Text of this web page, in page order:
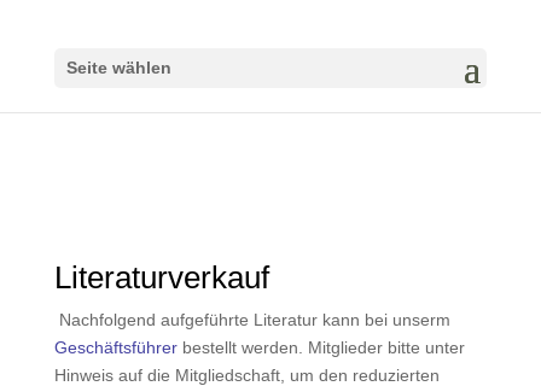
Seite wählen
Literaturverkauf
Nachfolgend aufgeführte Literatur kann bei unserm
Geschäftsführerbestellt werden. Mitglieder bitte unter
Hinweis auf die Mitgliedschaft, um den reduzierten